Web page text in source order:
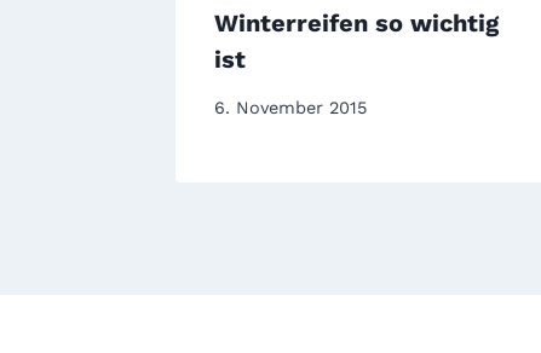
Winterreifen so wichtig
ist
6. November 2015